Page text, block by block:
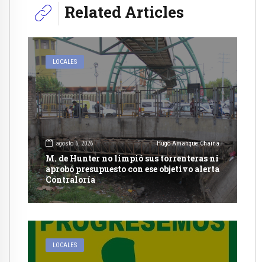
Related Articles
LOCALES
agosto 6, 2026 Hugo Amanque Chaiña
M. de Hunter no limpió sus torrenteras ni
aprobó presupuesto con ese objetivo alerta
Contraloría
LOCALES